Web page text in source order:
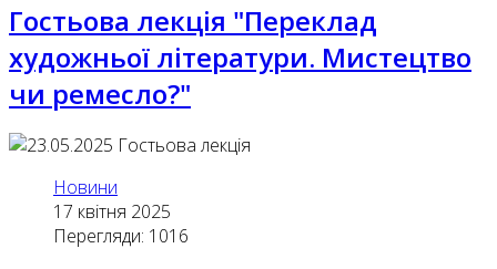
Гостьова лекція "Переклад
художньої літератури. Мистецтво
чи ремесло?"
Новини
17 квітня 2025
Перегляди: 1016